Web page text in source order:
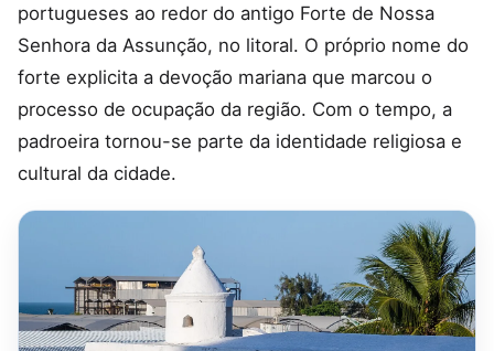
portugueses ao redor do antigo Forte de Nossa
Senhora da Assunção, no litoral. O próprio nome do
forte explicita a devoção mariana que marcou o
processo de ocupação da região. Com o tempo, a
padroeira tornou-se parte da identidade religiosa e
cultural da cidade.